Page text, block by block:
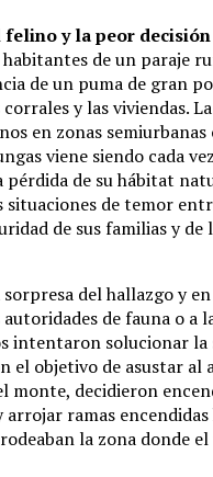
y la peor decisión
de un paraje
de un puma de gran
y las viviendas.
en zonas
viene siendo cada
pérdida de su hábitat
situaciones de temor
de sus familias y de
del hallazgo y
de fauna o a
intentaron solucionar
el objetivo de asustar al
monte, decidieron
arrojar ramas encendidas
la zona donde